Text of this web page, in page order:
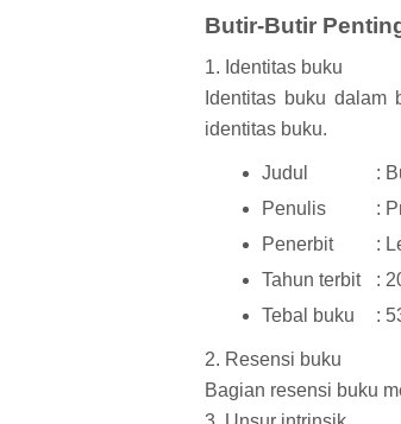
Butir-Butir
1. Identitas buku
Identitas buku dalam
identitas buku.
Judul
:
Penulis
:
Penerbit
:
Tahun terbit
:
Tebal buku
:
2. Resensi buku
Bagian resensi buku